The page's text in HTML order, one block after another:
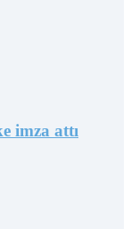
imza attı